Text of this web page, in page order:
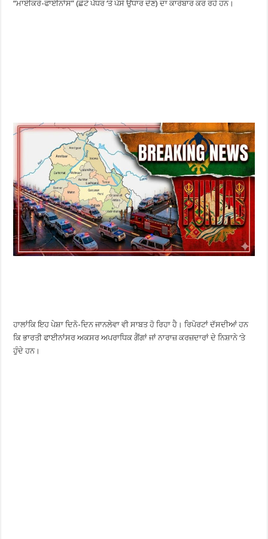
“ਮਾਈਕਰੋ-ਫਾਈਨਾਂਸ” (ਛੋਟੇ ਪੱਧਰ ‘ਤੇ ਪੈਸੇ ਉਧਾਰ ਦੇਣ) ਦਾ ਕਾਰੋਬਾਰ ਕਰ ਰਹੇ ਹਨ।
ਹਾਲਾਂਕਿ ਇਹ ਪੇਸ਼ਾ ਦਿਨੋ-ਦਿਨ ਜਾਨਲੇਵਾ ਵੀ ਸਾਬਤ ਹੋ ਰਿਹਾ ਹੈ। ਰਿਪੋਰਟਾਂ ਦੱਸਦੀਆਂ ਹਨ
ਕਿ ਭਾਰਤੀ ਫਾਈਨਾਂਸਰ ਅਕਸਰ ਅਪਰਾਧਿਕ ਗੈਂਗਾਂ ਜਾਂ ਨਾਰਾਜ਼ ਕਰਜ਼ਦਾਰਾਂ ਦੇ ਨਿਸ਼ਾਨੇ ‘ਤੇ
ਹੁੰਦੇ ਹਨ।